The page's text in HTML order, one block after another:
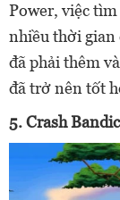
Power, việc
nhiều thời gian
đã phải thêm
đã trở nên tốt
5. Crash